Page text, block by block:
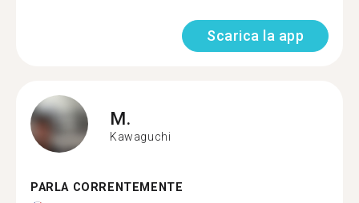
Scarica la app
M.
Kawaguchi
PARLA CORRENTEMENTE